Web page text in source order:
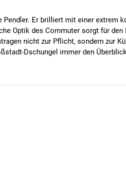
Pendler. Er brilliert mit einer extrem
Optik des Commuter sorgt für den
nicht zur Pflicht, sondern zur
Dschungel immer den
Heck.